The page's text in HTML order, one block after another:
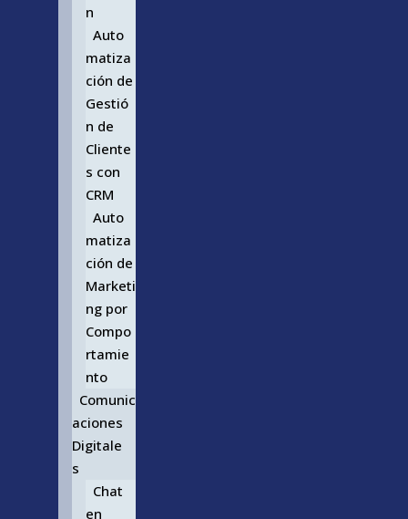
n
Auto
matiza
ción de
Gestió
n de
Cliente
s con
CRM
Auto
matiza
ción de
Marketi
ng por
Compo
rtamie
nto
Comunic
aciones
Digitale
s
Chat
en